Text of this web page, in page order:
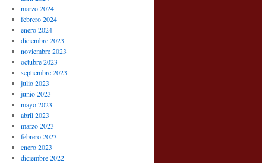
marzo 2024
febrero 2024
enero 2024
diciembre 2023
noviembre 2023
octubre 2023
septiembre 2023
julio 2023
junio 2023
mayo 2023
abril 2023
marzo 2023
febrero 2023
enero 2023
diciembre 2022